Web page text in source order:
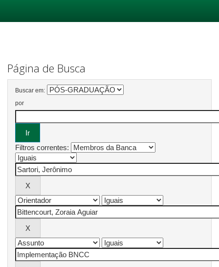
Página de Busca
Buscar em:
por
Filtros correntes: